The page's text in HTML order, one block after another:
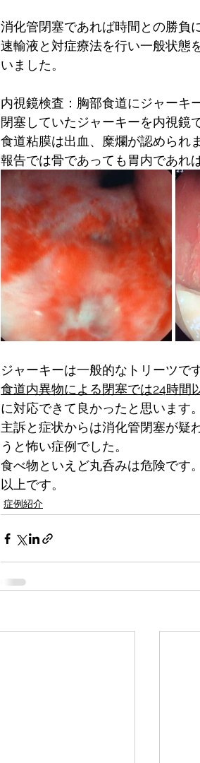
消化管閉塞であれば時間との勝負
速輸液と対症療法を行い一般状態
いました。
内視鏡検査：胸部食道にジャーキ
閉塞していたジャーキーを内視鏡
食道粘膜は出血、糜爛が認められ
報告では骨であっても胃内であれ
ジャーキーは一般的なトリーツで
食道内異物による閉塞では24時間
に対応できて良かったと思います。
主訴と症状からは消化管閉塞が疑
うと怖い症例でした。
食べ物といえど丸呑みは危険です。
以上です。
症例紹介